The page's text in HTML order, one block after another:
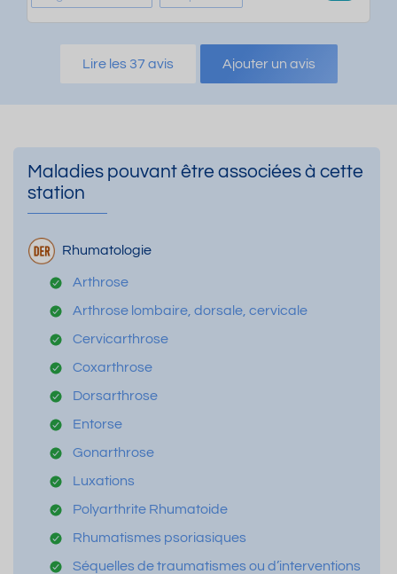
Lire les 37 avis Ajouter un avis
Maladies pouvant être associées à cette
station
Rhumatologie
Arthrose
Arthrose lombaire, dorsale, cervicale
Cervicarthrose
Coxarthrose
Dorsarthrose
Entorse
Gonarthrose
Luxations
Polyarthrite Rhumatoide
Rhumatismes psoriasiques
Séquelles de traumatismes ou d’interventions